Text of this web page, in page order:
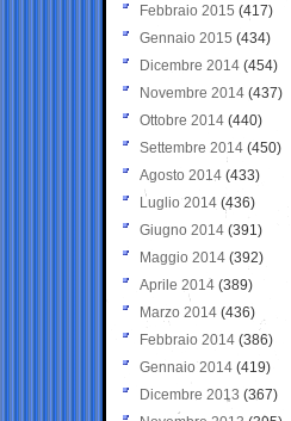
Febbraio 2015 (417)
Gennaio 2015 (434)
Dicembre 2014 (454)
Novembre 2014 (437)
Ottobre 2014 (440)
Settembre 2014 (450)
Agosto 2014 (433)
Luglio 2014 (436)
Giugno 2014 (391)
Maggio 2014 (392)
Aprile 2014 (389)
Marzo 2014 (436)
Febbraio 2014 (386)
Gennaio 2014 (419)
Dicembre 2013 (367)